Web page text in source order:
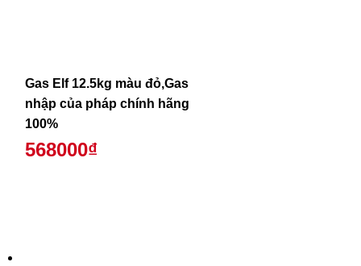
Gas Elf 12.5kg màu đỏ,Gas
nhập của pháp chính hãng
100%
568000₫